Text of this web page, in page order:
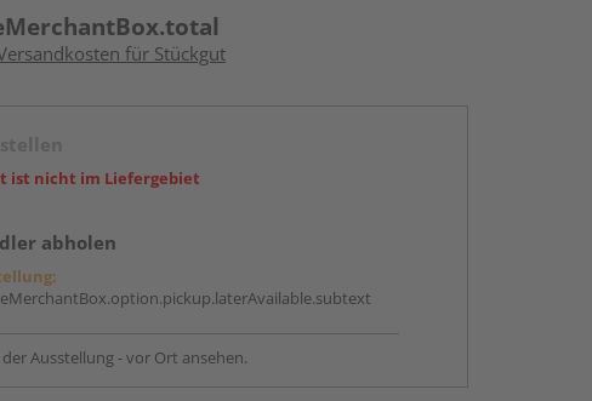
für Stückgut
ist nicht im Liefergebiet
abholen
Ausstellung - vor Ort ansehen.